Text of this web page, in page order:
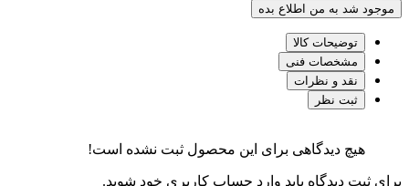
موجود شد به من اطلاع بده
توضیحات کالا
مشخصات فنی
نقد و نظرات
ثبت نظر
هیچ دیدگاهی برای این محصول ثبت نشده است!
برای ثبت دیدگاه باید وارد حساب کاربری خود شوید.